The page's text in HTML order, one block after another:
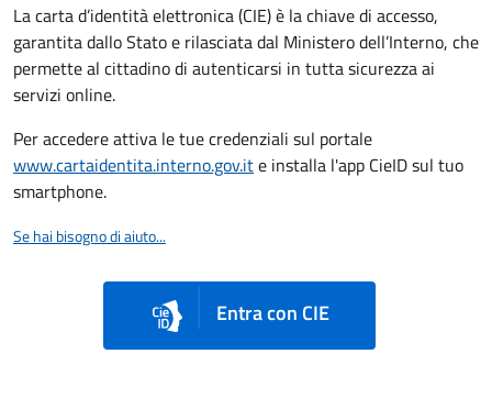
La carta d’identità elettronica (CIE) è la chiave di accesso,
garantita dallo Stato e rilasciata dal Ministero dell’Interno, che
permette al cittadino di autenticarsi in tutta sicurezza ai
servizi online.
Per accedere attiva le tue credenziali sul portale
www.cartaidentita.interno.gov.ite installa l'app CieID sul tuo
smartphone.
Se hai bisogno di aiuto...
Entra con CIE